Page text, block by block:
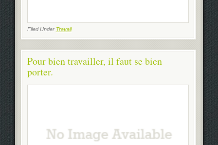
Filed Under Travail
Pour bien travailler, il faut se bien
porter.